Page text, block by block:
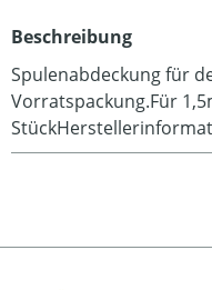
Beschreibung
Spulenabdeckung für
Vorratspackung.Für